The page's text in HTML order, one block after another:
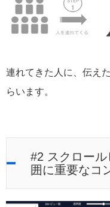
連れてきた人に、伝え
らいます。
#2 スクロー
囲に重要なコ